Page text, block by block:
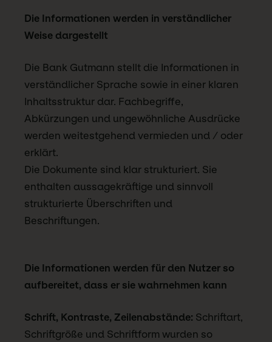
Die Informationen werden in verständlicher
Weise dargestellt
Die Bank Gutmann stellt die Informationen in
verständlicher Sprache sowie in einer klaren
Inhaltsstruktur dar. Fachbegriffe,
Abkürzungen und ungewöhnliche Ausdrücke
werden weitestgehend vermieden und / oder
erklärt.
Die Dokumente sind klar strukturiert. Sie
enthalten aussagekräftige und sinnvoll
strukturierte Überschriften und
Beschriftungen.
Die Informationen werden für den Nutzer so
aufbereitet, dass er sie wahrnehmen kann
Schrift, Kontraste, Zeilenabstände: Schriftart,
Schriftgröße und Schriftform wurden so